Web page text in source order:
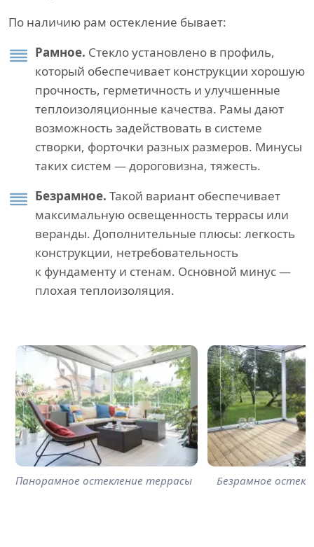
По наличию рам остекление бывает:
Рамное. Стекло установлено в профиль,
который обеспечивает конструкции хорошую
прочность, герметичность и улучшенные
теплоизоляционные качества. Рамы дают
возможность задействовать в системе
створки, форточки разных размеров. Минусы
таких систем — дороговизна, тяжесть.
Безрамное. Такой вариант обеспечивает
максимальную освещенность террасы или
веранды. Дополнительные плюсы: легкость
конструкции, нетребовательность
к фундаменту и стенам. Основной минус —
плохая теплоизоляция.
Панорамное остекление террасы Безрамное